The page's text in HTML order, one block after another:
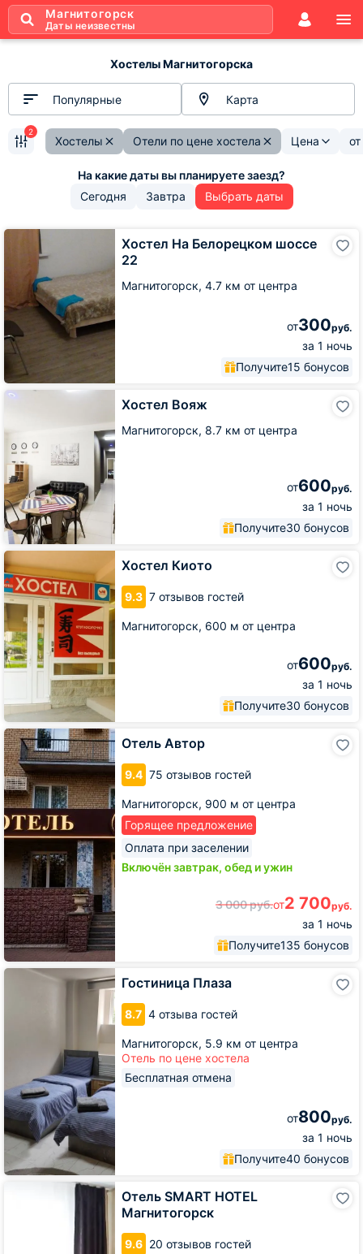
Магнитогорск
Даты неизвестны
Хостелы Магнитогорска
Популярные Карта
Хостелы Отели по цене хостела Цена от
2
Сегодня Завтра Выбрать даты
Хостел На Белорецком шоссе
22
Магнитогорск, 4.7 км от центра
от300руб.
за 1 ночь
Получите15 бонусов
Хостел
шоссе
Хостел Вояж
Магнитогорск, 8.7 км от центра
от600руб.
за 1 ночь
Получите30 бонусов
Хостел
Хостел Киото
9.3 7 отзывов гостей
Магнитогорск, 600 м от центра
от600руб.
за 1 ночь
Получите30 бонусов
Хостел
Киото
Отель Автор
9.4 75 отзывов гостей
Магнитогорск, 900 м от центра
Горящее предложение
Оплата при заселении
Включён завтрак, обед и ужин
3 000руб.от2 700руб.
за 1 ночь
Получите135 бонусов
Отель
Автор
Гостиница Плаза
8.7 4 отзыва гостей
Магнитогорск, 5.9 км от центра
Отель по цене хостела
Бесплатная отмена
от800руб.
за 1 ночь
Получите40 бонусов
Гостиница
Отель SMART HOTEL
Магнитогорск
9.6 20 отзывов гостей